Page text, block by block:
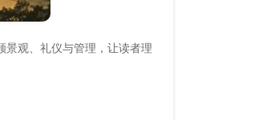
景观、礼仪与管理，让读者理